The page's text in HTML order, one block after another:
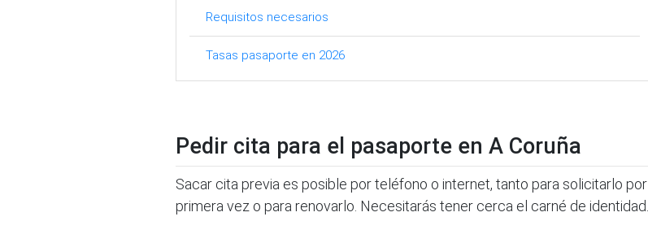
Requisitos necesarios
Tasas pasaporte en 2026
Pedir cita para el pasaporte en A Coruña
Sacar cita previa es posible por teléfono o internet, tanto para solicitarlo por
primera vez o para renovarlo. Necesitarás tener cerca el carné de identidad.